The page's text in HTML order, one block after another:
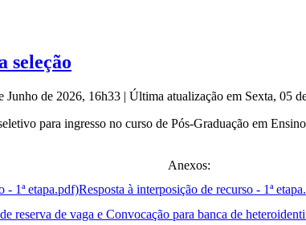
seleção
Junho de 2026, 16h33 | Última atualização em Sexta, 05
para ingresso no curso de Pós-Graduação em
Anexos:
Resposta à interposição de recurso - 1ª